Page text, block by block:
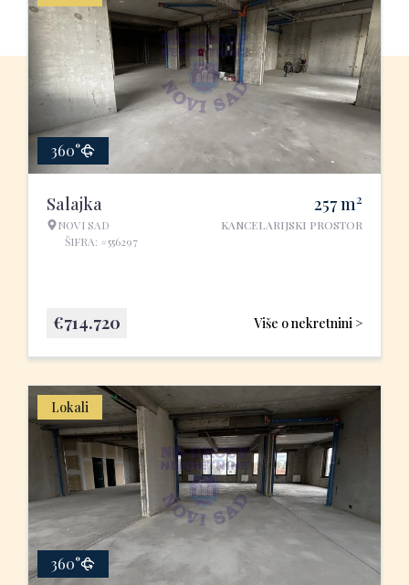
360°
Salajka
NOVI SAD
ŠIFRA: #556297
257m2
KANCELARIJSKI PROSTOR
Više o nekretnini >
€714.720
Lokali
360°